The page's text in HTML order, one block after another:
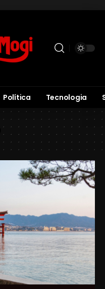
Política Tecnologia